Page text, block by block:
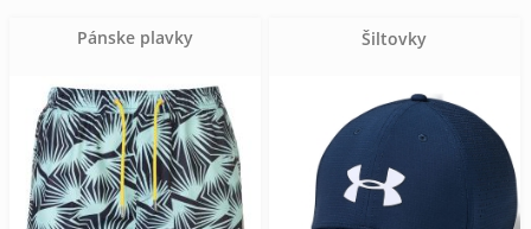
Pánske plavky Šiltovky